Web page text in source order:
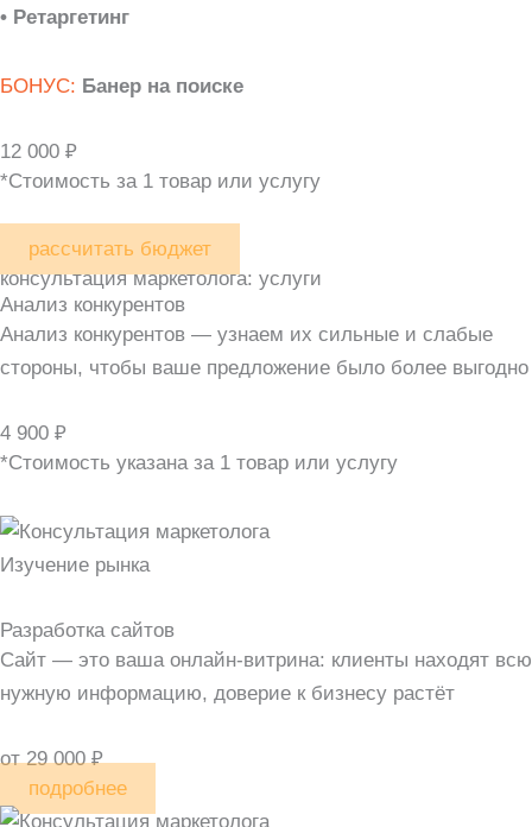
• Ретаргетинг
БОНУС: Банер на поиске
12 000 ₽
*Стоимость за 1 товар или услугу
рассчитать бюджет
консультация маркетолога: услуги
Анализ конкурентов
Анализ конкурентов — узнаем их сильные и слабые
стороны, чтобы ваше предложение было более выгодно
4 900 ₽
*Стоимость указана за 1 товар или услугу
Изучение рынка
Разработка сайтов
Сайт — это ваша онлайн-витрина: клиенты находят всю
нужную информацию, доверие к бизнесу растёт
от 29 000 ₽
подробнее